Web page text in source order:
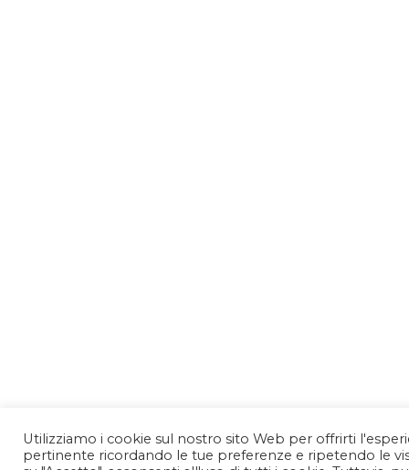
Utilizziamo i cookie sul nostro sito Web per offrirti
pertinente ricordando le tue preferenze e ripetendo le